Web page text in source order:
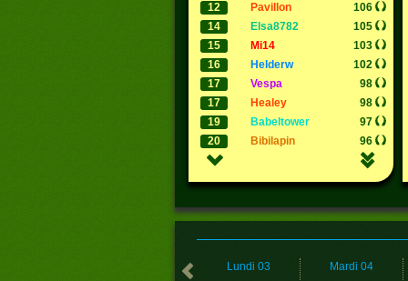
12
pavillon
106
14
elsa8782
105
15
mi14
103
16
helderw
102
17
vespa
98
17
healey
98
19
babeltower
97
20
bibilapin 96
Lundi 03 Mardi 04